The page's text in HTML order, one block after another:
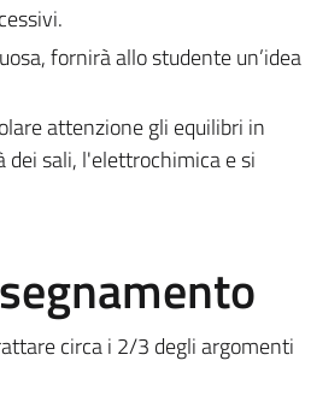
fornirà allo studente un’idea
attenzione gli equilibri in
dei sali, l'elettrochimica e si
circa i 2/3 degli argomenti